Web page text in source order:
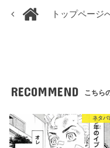
トップページ
RECOMMEND こちら
ネタバ